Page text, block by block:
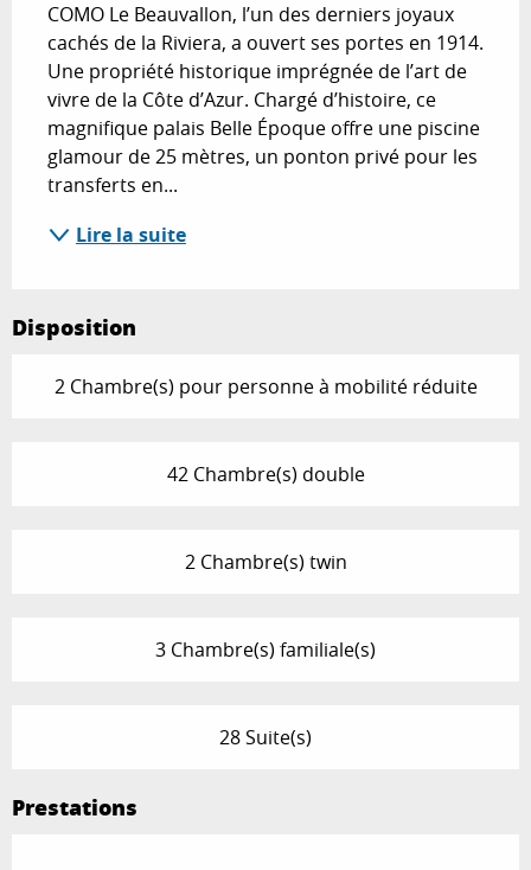
COMO Le Beauvallon, l’un des derniers joyaux
cachés de la Riviera, a ouvert ses portes en 1914.
Une propriété historique imprégnée de l’art de
vivre de la Côte d’Azur. Chargé d’histoire, ce
magnifique palais Belle Époque offre une piscine
glamour de 25 mètres, un ponton privé pour les
transferts en...
Lire la suite
Disposition
2 Chambre(s) pour personne à mobilité réduite
42 Chambre(s) double
2 Chambre(s) twin
3 Chambre(s) familiale(s)
28 Suite(s)
Prestations